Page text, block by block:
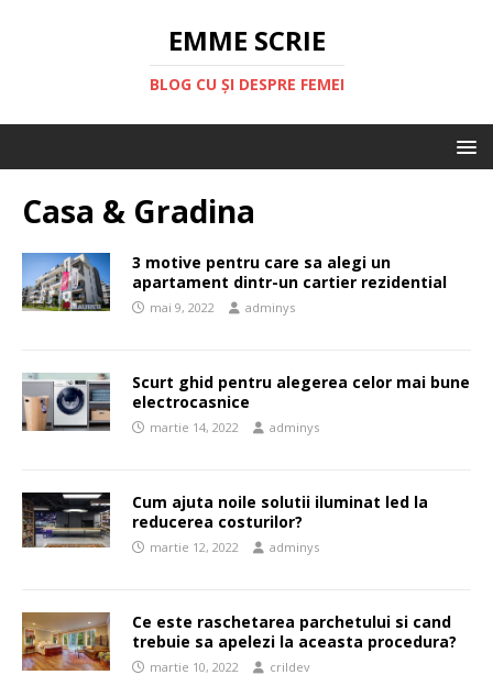
EMME SCRIE
BLOG CU ȘI DESPRE FEMEI
Casa & Gradina
3 motive pentru care sa alegi un
apartament dintr-un cartier rezidential
mai 9, 2022 adminys
Scurt ghid pentru alegerea celor mai bune
electrocasnice
martie 14, 2022 adminys
Cum ajuta noile solutii iluminat led la
reducerea costurilor?
martie 12, 2022 adminys
Ce este raschetarea parchetului si cand
trebuie sa apelezi la aceasta procedura?
martie 10, 2022 crildev